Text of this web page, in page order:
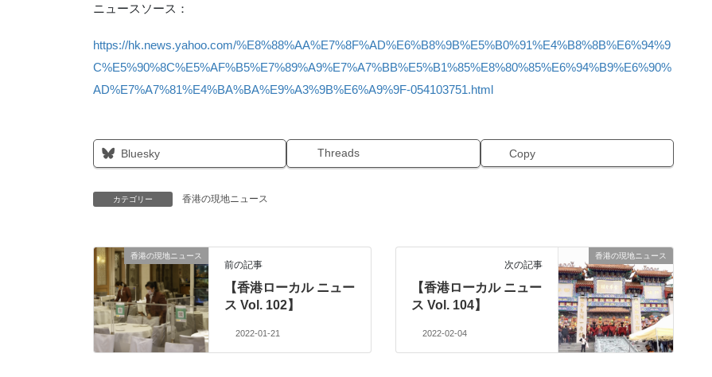
ニュースソース：
https://hk.news.yahoo.com/%E8%88%AA%E7%8F%AD%E6%B8%9B%E5%B0%91%E4%B8%8B%E6%94%9
C%E5%90%8C%E5%AF%B5%E7%89%A9%E7%A7%BB%E5%B1%85%E8%80%85%E6%94%B9%E6%90%
AD%E7%A7%81%E4%BA%BA%E9%A3%9B%E6%A9%9F-054103751.html
Bluesky Threads Copy
カテゴリー 香港の現地ニュース
香港の現地ニュース
前の記事
【香港ローカル ニュー
ス Vol. 102】
2022-01-21
香港の現地ニュース
次の記事
【香港ローカル ニュー
ス Vol. 104】
2022-02-04